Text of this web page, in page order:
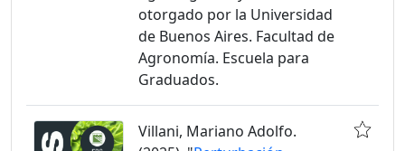
otorgado por la Universidad
de Buenos Aires. Facultad de
Agronomía. Escuela para
Graduados.
Villani, Mariano Adolfo.